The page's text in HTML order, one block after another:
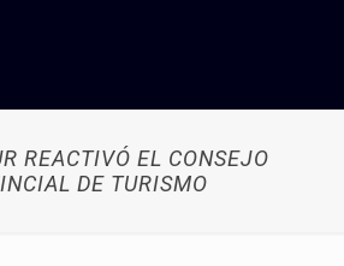
REACTIVÓ EL CONSEJO
DE TURISMO